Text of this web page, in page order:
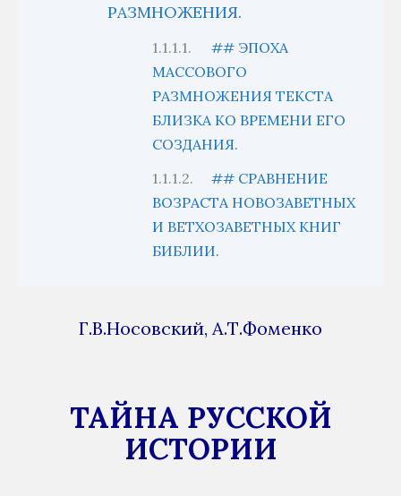
РАЗМНОЖЕНИЯ.
## ЭПОХА
МАССОВОГО
РАЗМНОЖЕНИЯ ТЕКСТА
БЛИЗКА КО ВРЕМЕНИ ЕГО
СОЗДАНИЯ.
## СРАВНЕНИЕ
ВОЗРАСТА НОВОЗАВЕТНЫХ
И ВЕТХОЗАВЕТНЫХ КНИГ
БИБЛИИ.
Г.В.Носовский, А.Т.Фоменко
ТАЙНА РУССКОЙ
ИСТОРИИ